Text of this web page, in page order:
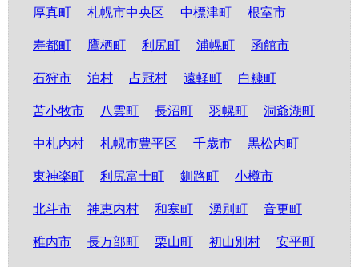
厚真町 札幌市中央区 中標津町 根室市
寿都町 鷹栖町 利尻町 浦幌町 函館市
石狩市 泊村 占冠村 遠軽町 白糠町
苫小牧市 八雲町 長沼町 羽幌町 洞爺湖町
中札内村 札幌市豊平区 千歳市 黒松内町
東神楽町 利尻富士町 釧路町 小樽市
北斗市 神恵内村 和寒町 湧別町 音更町
稚内市 長万部町 栗山町 初山別村 安平町